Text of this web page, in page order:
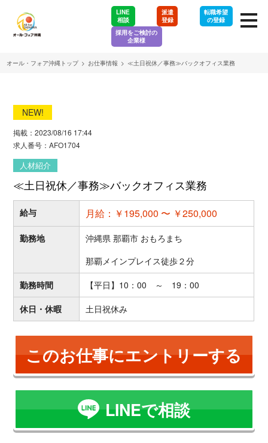
LINE
相談
派遣
登録
転職希望
の登録
採用をご検討の
企業様
オール・フォア沖縄トップ > お仕事情報 > ≪土日祝休／事務≫バックオフィス業務
NEW!
掲載：2023/08/16 17:44
求人番号：AFO1704
人材紹介
≪土日祝休／事務≫バックオフィス業務
給与 月給：￥195,000 〜 ￥250,000
勤務地
沖縄県 那覇市 おもろまち
那覇メインプレイス徒歩２分
勤務時間
【平日】10：00 ～ 19：00
休日・休暇
土日祝休み
このお仕事にエントリーする
LINEで相談